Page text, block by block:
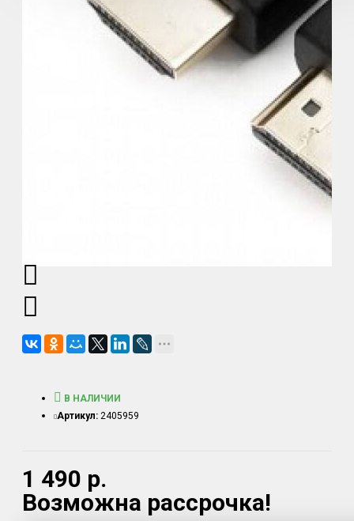
1 490 р.
Возможна рассрочка!
В НАЛИЧИИ
Артикул: 2405959